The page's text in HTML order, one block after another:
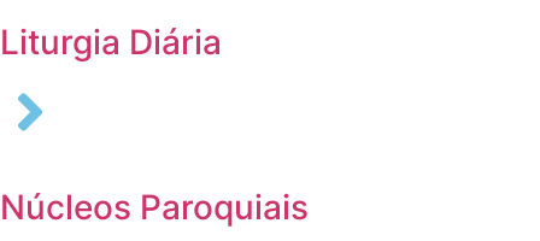
Liturgia Diária
Núcleos Paroquiais